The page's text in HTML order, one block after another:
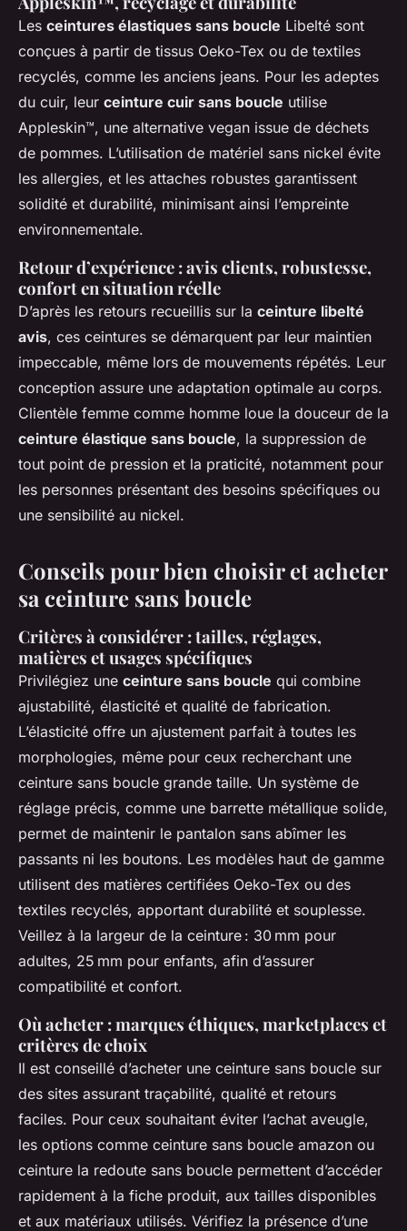
Les ceintures élastiques sans boucle Libelté sont
conçues à partir de tissus Oeko-Tex ou de textiles
recyclés, comme les anciens jeans. Pour les adeptes
du cuir, leur ceinture cuir sans boucle utilise
Appleskin™, une alternative vegan issue de déchets
de pommes. L’utilisation de matériel sans nickel évite
les allergies, et les attaches robustes garantissent
solidité et durabilité, minimisant ainsi l’empreinte
environnementale.
Retour d’expérience : avis clients, robustesse,
confort en situation réelle
D’après les retours recueillis sur la ceinture libelté
avis, ces ceintures se démarquent par leur maintien
impeccable, même lors de mouvements répétés. Leur
conception assure une adaptation optimale au corps.
Clientèle femme comme homme loue la douceur de la
ceinture élastique sans boucle, la suppression de
tout point de pression et la praticité, notamment pour
les personnes présentant des besoins spécifiques ou
une sensibilité au nickel.
Conseils pour bien choisir et acheter
sa ceinture sans boucle
Critères à considérer : tailles, réglages,
matières et usages spécifiques
Privilégiez une ceinture sans boucle qui combine
ajustabilité, élasticité et qualité de fabrication.
L’élasticité offre un ajustement parfait à toutes les
morphologies, même pour ceux recherchant une
ceinture sans boucle grande taille. Un système de
réglage précis, comme une barrette métallique solide,
permet de maintenir le pantalon sans abîmer les
passants ni les boutons. Les modèles haut de gamme
utilisent des matières certifiées Oeko-Tex ou des
textiles recyclés, apportant durabilité et souplesse.
Veillez à la largeur de la ceinture : 30 mm pour
adultes, 25 mm pour enfants, afin d’assurer
compatibilité et confort.
Où acheter : marques éthiques, marketplaces et
critères de choix
Il est conseillé d’acheter une ceinture sans boucle sur
des sites assurant traçabilité, qualité et retours
faciles. Pour ceux souhaitant éviter l’achat aveugle,
les options comme ceinture sans boucle amazon ou
ceinture la redoute sans boucle permettent d’accéder
rapidement à la fiche produit, aux tailles disponibles
et aux matériaux utilisés. Vérifiez la présence d’une